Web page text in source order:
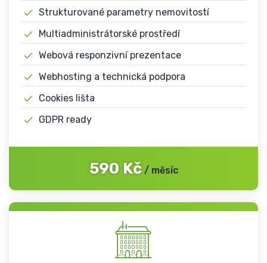
Strukturované parametry nemovitostí
Multiadministrátorské prostředí
Webová responzivní prezentace
Webhosting a technická podpora
Cookies lišta
GDPR ready
590 Kč / měsíc